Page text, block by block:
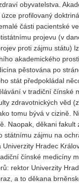
obyvatelstva.
profilovaný
části pacientské
projevu (v
proti zájmu státu)
akademického
pěstována po
stát předpokládal
v tradiční čínské
zdravotnických věd
tomu bývá v cizině.
Naopak, děkani fakult
státnímu zájmu na
Univerzity Hradec
čínské medicíny
rektor Univerzity
a to děkana